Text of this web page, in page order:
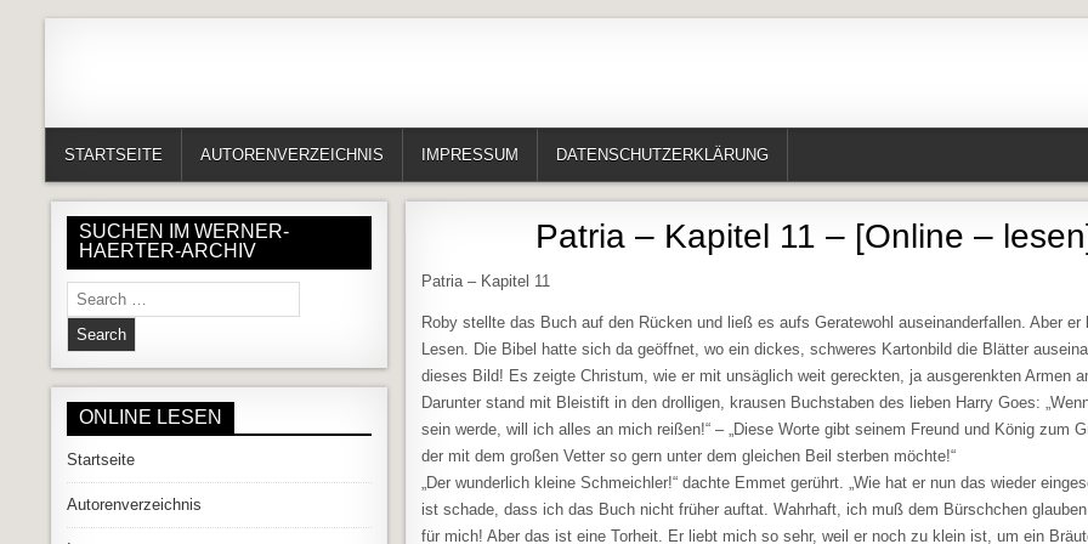
STARTSEITE AUTORENVERZEICHNIS IMPRESSUM DATENSCHUTZERKLÄRUNG
Patria – Kapitel 11 – [Online –
Patria – Kapitel 11
Roby stellte das Buch auf den Rücken und ließ es aufs Geratewohl auseinanderfallen. Aber
Lesen. Die Bibel hatte sich da geöffnet, wo ein dickes, schweres Kartonbild die Blätter
dieses Bild! Es zeigte Christum, wie er mit unsäglich weit gereckten, ja ausgerenkten Armen
Darunter stand mit Bleistift in den drolligen, krausen Buchstaben des lieben Harry Goes:
sein werde, will ich alles an mich reißen!“ – „Diese Worte gibt seinem Freund und König zum
der mit dem großen Vetter so gern unter dem gleichen Beil sterben möchte!“
„Der wunderlich kleine Schmeichler!“ dachte Emmet gerührt. „Wie hat er nun das wieder
ist schade, dass ich das Buch nicht früher auftat. Wahrhaft, ich muß dem Bürschchen
für mich! Aber das ist eine Torheit. Er liebt mich so sehr, weil er noch zu klein ist, um ein
SUCHEN IM WERNER-
HAERTER-ARCHIV
Search for:
ONLINE LESEN
Startseite
Autorenverzeichnis